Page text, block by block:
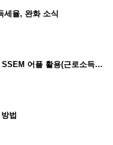
세율, 완화 소식
애드센스 종합소득세 신고 SSEM 어플 활용(근로소득, 비사업자)
법